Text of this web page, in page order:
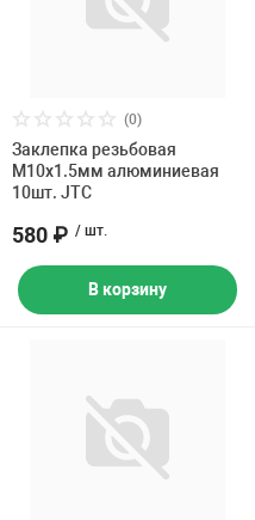
(0)
Заклепка резьбовая
M10х1.5мм алюминиевая
10шт. JTC
580 ₽ / шт.
В корзину